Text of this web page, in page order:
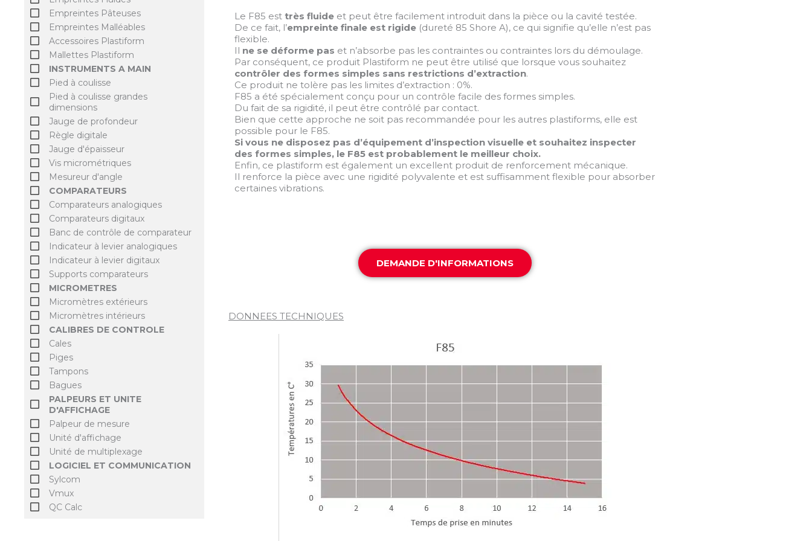
Empreintes Pâteuses
Empreintes Malléables
Accessoires Plastiform
Mallettes Plastiform
INSTRUMENTS A MAIN
Pied à coulisse
Pied à coulisse grandes
dimensions
Jauge de profondeur
Règle digitale
Jauge d'épaisseur
Vis micrométriques
Mesureur d'angle
COMPARATEURS
Comparateurs analogiques
Comparateurs digitaux
Banc de contrôle de comparateur
Indicateur à levier analogiques
Indicateur à levier digitaux
Supports comparateurs
MICROMETRES
Micromètres extérieurs
Micromètres intérieurs
CALIBRES DE CONTROLE
Cales
Piges
Tampons
Bagues
PALPEURS ET UNITE
D'AFFICHAGE
Palpeur de mesure
Unité d'affichage
Unité de multiplexage
LOGICIEL ET COMMUNICATION
Sylcom
Vmux
QC Calc
Le F85 est très fluide et peut être facilement introduit dans la pièce ou la cavité testée.
De ce fait, l’empreinte finale est rigide (dureté 85 Shore A), ce qui signifie qu’elle n’est pas
flexible.
Il ne se déforme pas et n’absorbe pas les contraintes ou contraintes lors du démoulage.
Par conséquent, ce produit Plastiform ne peut être utilisé que lorsque vous souhaitez
contrôler des formes simples sans restrictions d’extraction.
Ce produit ne tolère pas les limites d’extraction : 0%.
F85 a été spécialement conçu pour un contrôle facile des formes simples.
Du fait de sa rigidité, il peut être contrôlé par contact.
Bien que cette approche ne soit pas recommandée pour les autres plastiforms, elle est
possible pour le F85.
Si vous ne disposez pas d’équipement d’inspection visuelle et souhaitez inspecter
des formes simples, le F85 est probablement le meilleur choix.
Enfin, ce plastiform est également un excellent produit de renforcement mécanique.
Il renforce la pièce avec une rigidité polyvalente et est suffisamment flexible pour absorber
certaines vibrations.
DEMANDE D'INFORMATIONS
DONNEES TECHNIQUES